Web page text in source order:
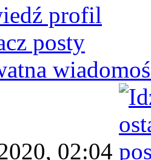
profil
posty
02:04